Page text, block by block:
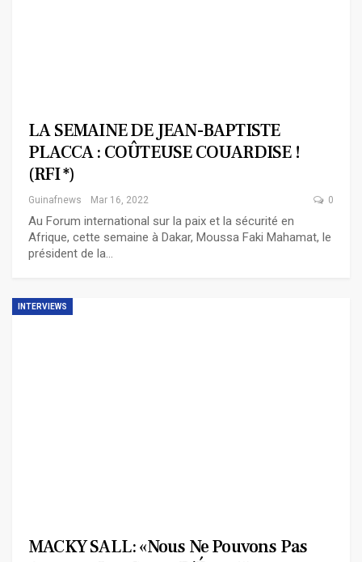
LA SEMAINE DE JEAN-BAPTISTE
PLACCA : COÛTEUSE COUARDISE !
(RFI *)
Guinafnews Mar 16, 2022 0
Au Forum international sur la paix et la sécurité en
Afrique, cette semaine à Dakar, Moussa Faki Mahamat, le
président de la…
INTERVIEWS
MACKY SALL: «Nous Ne Pouvons Pas